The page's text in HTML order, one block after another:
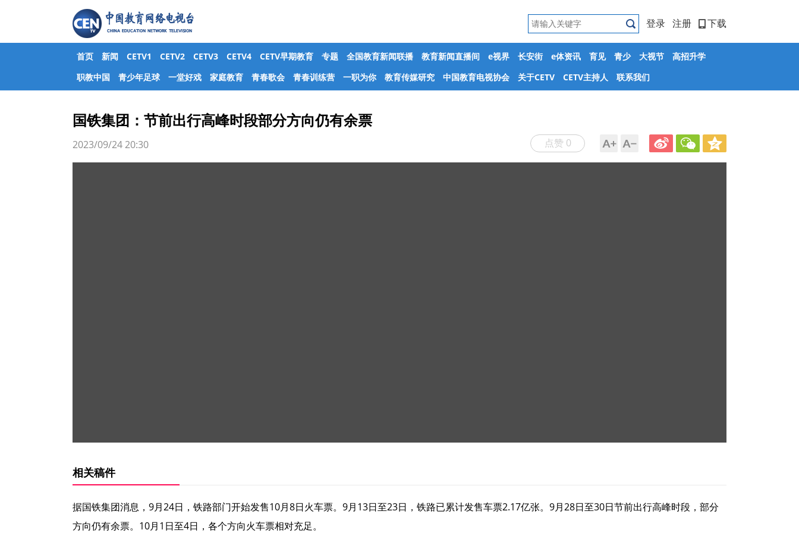
登录 注册 下载
首页 新闻 CETV1 CETV2 CETV3 CETV4 CETV早期教育 专题 全国教育新闻联播 教育新闻直播间 e视界 长安街 e体资讯 育见 青少 大视节
高招升学
职教中国
青少年足球 一堂好戏 家庭教育 青春歌会 青春训练营 一职为你 教育传媒研究 中国教育电视协会 关于CETV CETV主持人 联系我们
国铁集团：节前出行高峰时段部分方向仍有余票
点赞 0
2023/09/24 20:30
相关稿件
据国铁集团消息，9月24日，铁路部门开始发售10月8日火车票。9月13日至23日，铁路已累计发售车票2.17亿张。9月28日至30日节前出行高峰时段，部分
方向仍有余票。10月1日至4日，各个方向火车票相对充足。